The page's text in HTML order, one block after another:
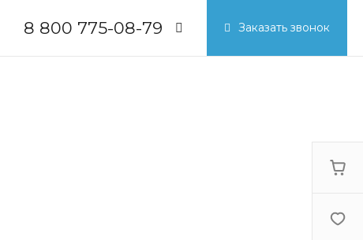
8 800 775-08-79 Заказать звонок